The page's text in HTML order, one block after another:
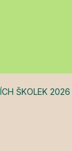
ŠKOLEK 2026